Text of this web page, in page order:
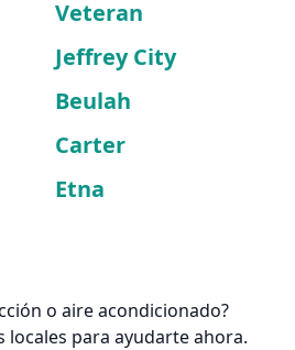
Veteran
Jeffrey City
Beulah
Carter
Etna
o aire acondicionado?
locales para ayudarte ahora.